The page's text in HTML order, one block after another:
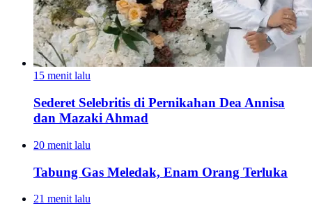
15 menit lalu
Sederet Selebritis di Pernikahan Dea Annisa
dan Mazaki Ahmad
20 menit lalu
Tabung Gas Meledak, Enam Orang Terluka
21 menit lalu